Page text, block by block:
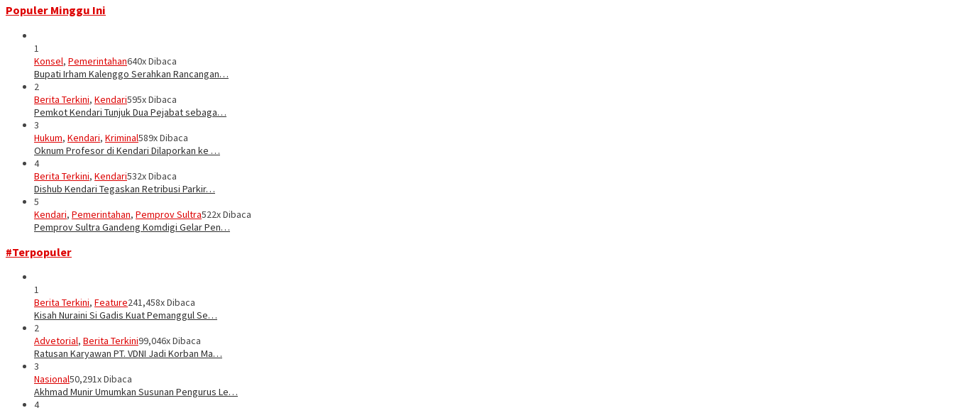
Populer Minggu Ini
1
Konsel, Pemerintahan640x Dibaca
Bupati Irham Kalenggo Serahkan Rancangan…
2
Berita Terkini, Kendari595x Dibaca
Pemkot Kendari Tunjuk Dua Pejabat sebaga…
3
Hukum, Kendari, Kriminal589x Dibaca
Oknum Profesor di Kendari Dilaporkan ke …
4
Berita Terkini, Kendari532x Dibaca
Dishub Kendari Tegaskan Retribusi Parkir…
5
Kendari, Pemerintahan, Pemprov Sultra522x Dibaca
Pemprov Sultra Gandeng Komdigi Gelar Pen…
#Terpopuler
1
Berita Terkini, Feature241,458x Dibaca
Kisah Nuraini Si Gadis Kuat Pemanggul Se…
2
Advetorial, Berita Terkini99,046x Dibaca
Ratusan Karyawan PT. VDNI Jadi Korban Ma…
3
Nasional50,291x Dibaca
Akhmad Munir Umumkan Susunan Pengurus Le…
4